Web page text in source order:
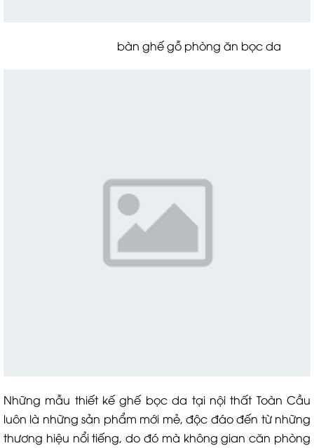
bàn ghế gỗ phòng ăn bọc da
Những mẫu thiết kế ghế bọc da tại nội thất Toàn Cầu
luôn là những sản phẩm mới mẻ, độc đáo đến từ những
thương hiệu nổi tiếng, do đó mà không gian căn phòng